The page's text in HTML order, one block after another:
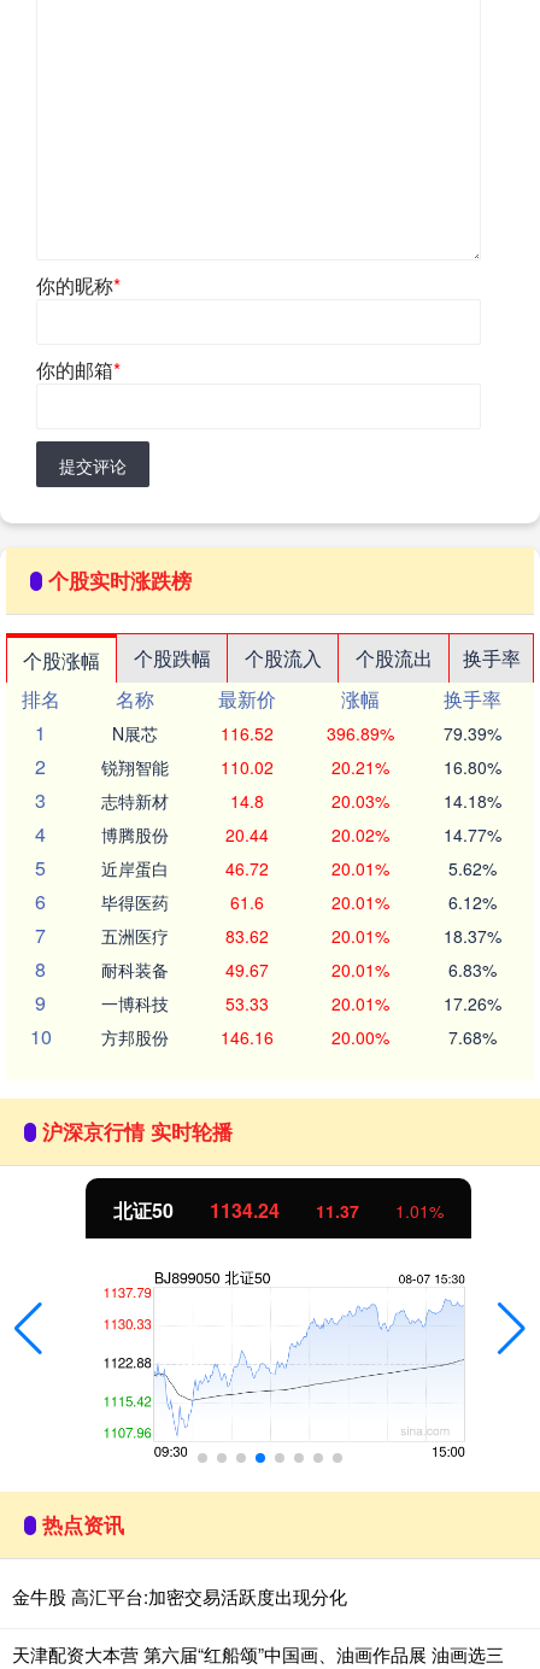
你的昵称*
你的邮箱*
提交评论
个股实时涨跌榜
个股涨幅 个股跌幅 个股流入 个股流出
换手率
排名
名称 最新价 涨幅
换手率
1
N展芯 116.52 396.89% 79.39%
2 锐翔智能 110.02 20.21% 16.80%
3 志特新材 14.8 20.03% 14.18%
4 博腾股份 20.44 20.02% 14.77%
5 近岸蛋白 46.72 20.01% 5.62%
6 毕得医药 61.6 20.01% 6.12%
7 五洲医疗 83.62 20.01% 18.37%
8 耐科装备 49.67 20.01% 6.83%
9 一博科技 53.33 20.01% 17.26%
10 方邦股份 146.16 20.00% 7.68%
沪深京行情 实时轮播
北证50 1134.24 11.37 1.01%
热点资讯
金牛股 高汇平台:加密交易活跃度出现分化
天津配资大本营 第六届“红船颂”中国画、油画作品展 油画选三